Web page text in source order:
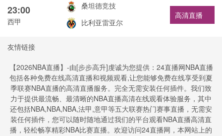
23:00
西甲
桑坦德竞技
比利亚雷亚尔
高清直播
友情链接
【2026NBA直播】-由[步步高升]虔诚为您提供：24直播网NBA直播
包括各种免费在线高清直播和视频观看,让您能够免费在线享受到夏
季联赛NBA直播的高清直播服务。完全无需安装任何插件。我们致
力于提供最流畅、最清晰的NBA直播高清在线观看体验服务，其中
还包括NBA,NBA,NBA,法甲,意甲等五大联赛热门赛事直播，无需安
装任何插件，您可以随时随地通过我们的平台观看NBA直播高清直
播，轻松畅享精彩NBA比赛直播。欢迎访问24直播网，本网站上的